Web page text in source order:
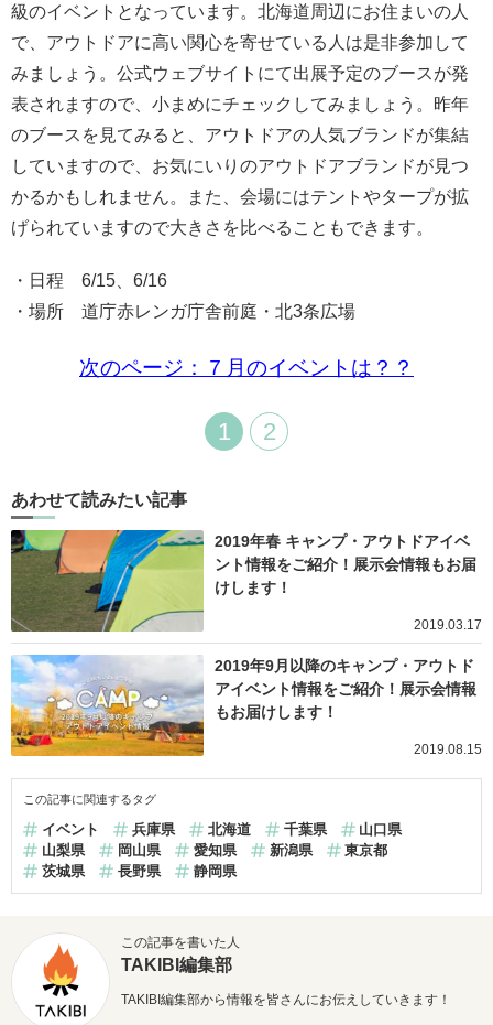
級のイベントとなっています。北海道周辺にお住まいの人
で、アウトドアに高い関心を寄せている人は是非参加して
みましょう。公式ウェブサイトにて出展予定のブースが発
表されますので、小まめにチェックしてみましょう。昨年
のブースを見てみると、アウトドアの人気ブランドが集結
していますので、お気にいりのアウトドアブランドが見つ
かるかもしれません。また、会場にはテントやタープが拡
げられていますので大きさを比べることもできます。
・日程 6/15、6/16
・場所 道庁赤レンガ庁舎前庭・北3条広場
次のページ：７月のイベントは？？
1 2
あわせて読みたい記事
2019年春 キャンプ・アウトドアイベ
ント情報をご紹介！展示会情報もお届
けします！
2019.03.17
2019年9月以降のキャンプ・アウトド
アイベント情報をご紹介！展示会情報
もお届けします！
2019.08.15
この記事に関連するタグ
イベント 兵庫県 北海道 千葉県
山口県
山梨県
岡山県 愛知県 新潟県
東京都
茨城県
長野県 静岡県
この記事を書いた人
TAKIBI編集部
TAKIBI編集部から情報を皆さんにお伝えしていきます！